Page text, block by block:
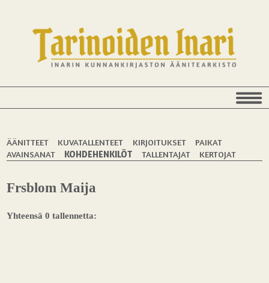
ÄÄNITTEET KUVATALLENTEET KIRJOITUKSET
PAIKAT
AVAINSANAT
KOHDEHENKILÖT TALLENTAJAT KERTOJAT
Frsblom Maija
Yhteensä 0 tallennetta: